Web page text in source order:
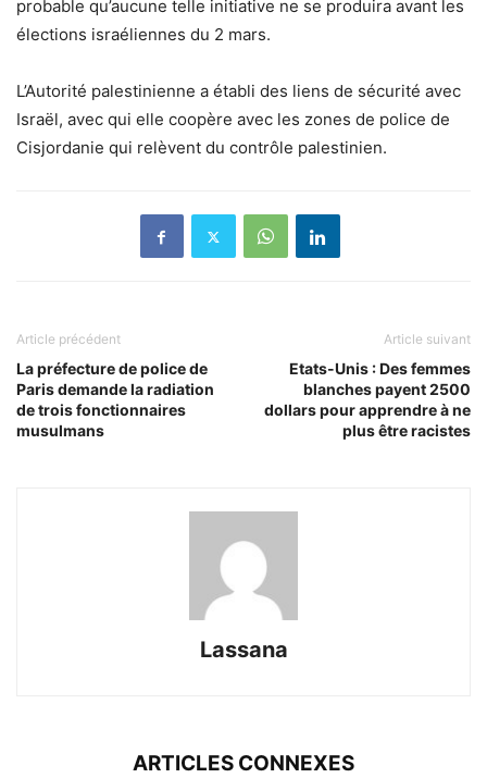
probable qu’aucune telle initiative ne se produira avant les
élections israéliennes du 2 mars.
L’Autorité palestinienne a établi des liens de sécurité avec
Israël, avec qui elle coopère avec les zones de police de
Cisjordanie qui relèvent du contrôle palestinien.
Article précédent
La préfecture de police de
Paris demande la radiation
de trois fonctionnaires
musulmans
Article suivant
Etats-Unis : Des femmes
blanches payent 2500
dollars pour apprendre à ne
plus être racistes
Lassana
ARTICLES CONNEXES